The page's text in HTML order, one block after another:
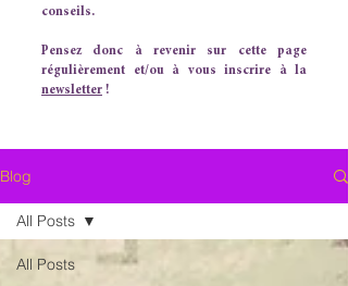
conseils.
Pensez donc à revenir sur cette page
régulièrement et/ou à vous inscrire à la
newsletter !
Blog
All Posts
All Posts